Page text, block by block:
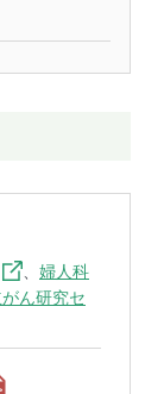
、 婦人科
ん研究セ